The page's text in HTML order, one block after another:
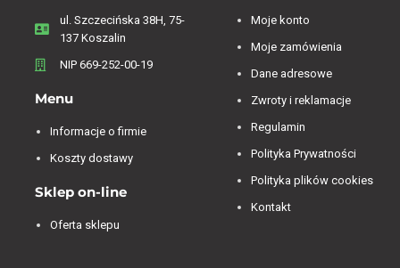
ul. Szczecińska 38H, 75-
137 Koszalin
NIP 669-252-00-19
Menu
Informacje o firmie
Koszty dostawy
Sklep on-line
Oferta sklepu
Moje konto
Moje zamówienia
Dane adresowe
Zwroty i reklamacje
Regulamin
Polityka Prywatności
Polityka plików cookies
Kontakt